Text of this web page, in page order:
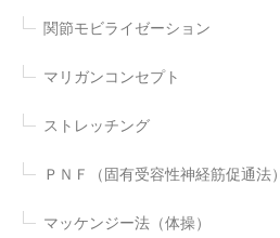
関節モビライゼーション
マリガンコンセプト
ストレッチング
ＰＮＦ（固有受容性神経筋促通法）
マッケンジー法（体操）